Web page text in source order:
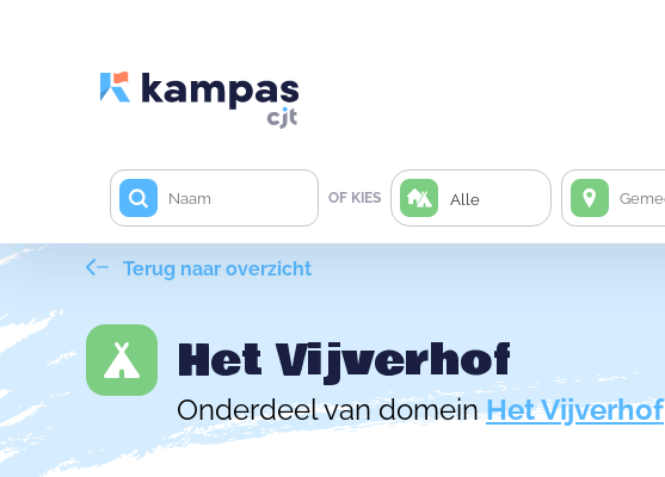
OF KIES Alle
Terug naar overzicht
Het Vijverhof
Onderdeel van domeinHet Vijverhof